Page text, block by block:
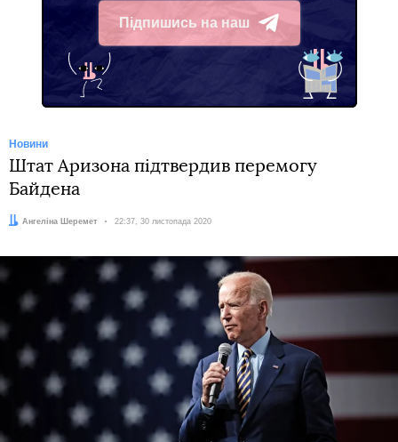
Підпишись на наш
Telegram
Новини
Штат Аризона підтвердив перемогу
Байдена
Автор:
Ангеліна Шеремет Дата:
22:37, 30 листопада 2020